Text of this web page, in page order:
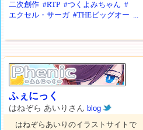
二次創作 #RTP #つくよみちゃん #
エクセル・サーガ #THEビッグオー ...
ふぇにっく
はねぞら あいりさんblog
はねぞらあいりのイラストサイトで